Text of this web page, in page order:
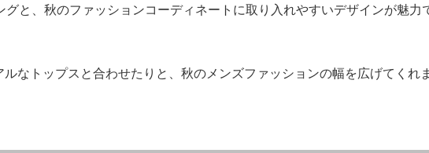
と、秋のファッションコーディネートに取り入れやすいデザインが魅力
なトップスと合わせたりと、秋のメンズファッションの幅を広げてくれま